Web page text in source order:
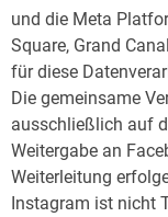
und die Meta
Square, Grand
für diese
Die gemeinsame
ausschließlich auf
Weitergabe an
Weiterleitung
Instagram ist nicht